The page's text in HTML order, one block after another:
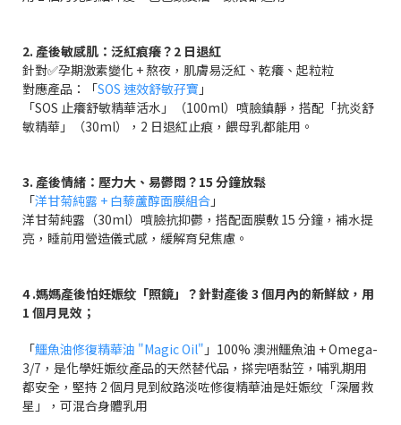
2. 產後敏感肌：泛紅痕癢？2 日退紅
針對✅孕期激素變化 + 熬夜，肌膚易泛紅、乾癢、起粒粒
對應產品：「SOS 速效舒敏孖寶 」
「SOS 止癢舒敏精華活水」（100ml）噴臉鎮靜，搭配「抗炎舒
敏精華」（30ml），2 日退紅止痕，餵母乳都能用。
3. 產後情緒：壓力大、易鬱悶？15 分鐘放鬆
「洋甘菊純露 + 白藜蘆醇面膜組合 」
洋甘菊純露（30ml）噴臉抗抑鬱，搭配面膜敷 15 分鐘，補水提
亮，睡前用營造儀式感，緩解育兒焦慮。
4 .媽媽產後怕妊娠纹「照鏡」？針對產後 3 個月內的新鮮紋，用
1 個月見效；
「鱷魚油修復精華油 "Magic Oil" 」100% 澳洲鱷魚油 + Omega-
3/7，是化學妊娠纹產品的天然替代品，搽完唔黏笠，哺乳期用
都安全，堅持 2 個月見到紋路淡咗修復精華油是妊娠纹「深層救
星」，可混合身體乳用